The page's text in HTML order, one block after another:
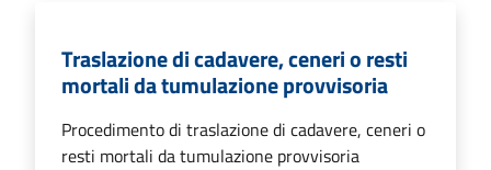
Traslazione di cadavere, ceneri o resti
mortali da tumulazione provvisoria
Procedimento di traslazione di cadavere, ceneri o
resti mortali da tumulazione provvisoria